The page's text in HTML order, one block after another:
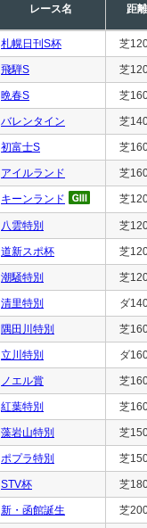
レース名 距離
札幌日刊S杯 芝
飛騨S 芝
晩春S 芝
バレンタイン 芝
初富士S 芝
アイルランド 芝
キーンランド 芝
八雲特別 芝
道新スポ杯 芝
潮騒特別 芝
清里特別 ダ
隅田川特別 芝
立川特別 ダ
ノエル賞 芝
紅葉特別 芝
藻岩山特別 芝
ポプラ特別 芝
STV杯 芝
新・函館誕生 芝